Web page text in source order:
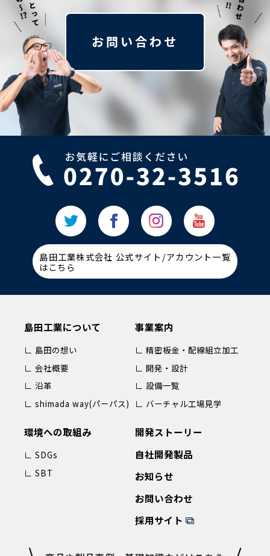
お問い合わせ
島田工業株式会社 公式サイト/アカウント一覧
はこちら
島田工業について
∟ 島田の想い
∟ 会社概要
∟ 沿革
∟ shimada way(パーパス)
事業案内
∟ 精密板金・配線組立加工
∟ 開発・設計
∟ 設備一覧
∟ バーチャル工場見学
環境への取組み
∟ SDGs
∟ SBT
開発ストーリー
自社開発製品
お知らせ
お問い合わせ
採用サイト